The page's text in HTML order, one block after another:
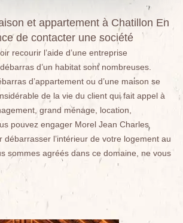
et appartement à Chatillon En
de contacter une société
recourir l’aide d’une entreprise
d’un habitat sont nombreuses.
d’appartement ou d’une maison se
de la vie du client qui fait appel à
grand ménage, location,
pouvez engager Morel Jean Charles
débarrasser l’intérieur de votre logement au
sommes agréés dans ce domaine, ne vous